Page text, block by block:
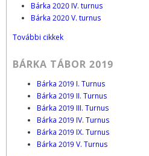
Bárka 2020 IV. turnus
Bárka 2020 V. turnus
További cikkek
BÁRKA TÁBOR 2019
Bárka 2019 I. Turnus
Bárka 2019 II. Turnus
Bárka 2019 III. Turnus
Bárka 2019 IV. Turnus
Bárka 2019 IX. Turnus
Bárka 2019 V. Turnus